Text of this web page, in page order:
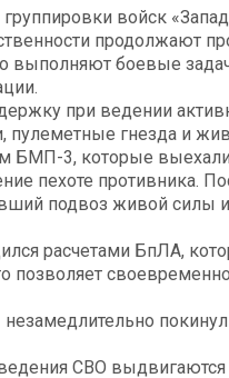
войск
продолжают
боевые
при ведении
пулеметные гнезда и
БМП-3, которые
пехоте противника.
подвоз живой силы
расчетами БпЛА,
СВО